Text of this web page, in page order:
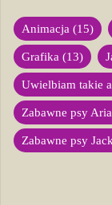
Animacja (15)
Grafika (13)
Uwielbiam takie
Zabawne psy
Zabawne psy